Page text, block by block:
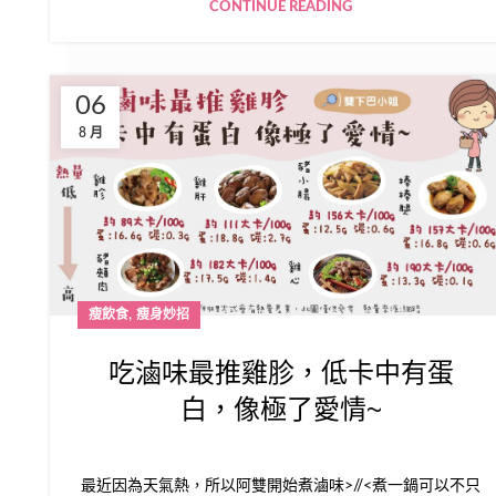
CONTINUE READING
06
8 月
瘦飲食, 瘦身妙招
吃滷味最推雞胗，低卡中有蛋
白，像極了愛情~
最近因為天氣熱，所以阿雙開始煮滷味>//<煮一鍋可以不只